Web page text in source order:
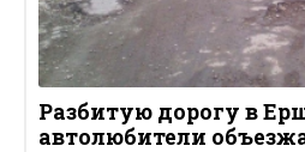
Разбитую дорогу в
автолюбители